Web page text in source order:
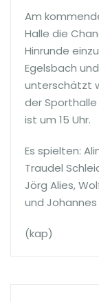
Am
Halle die
Hinrunde
Egelsbach
unterschätzt
der
ist um 15 Uhr.
Es spielten:
Traudel
Jörg Alies,
und
(kap)